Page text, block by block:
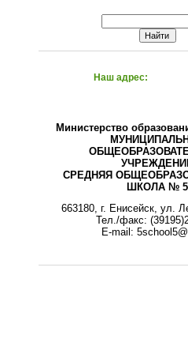
Наш адрес:
Министерство
СРЕДНЯЯ
ШКОЛА № 5
663180, г. Енисейск, ул.
Тел./факс:
E-mail: